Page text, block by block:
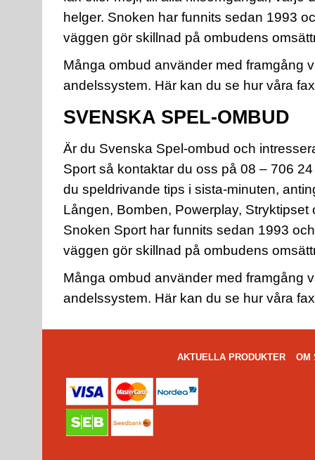
helger. Snoken har funnits sedan 1993
väggen gör skillnad på ombudens
Många ombud använder med framgång
andelssystem. Här kan du se hur våra
SVENSKA SPEL-OMBUD
Är du Svenska Spel-ombud och
Sport så kontaktar du oss på 08 – 706
du speldrivande tips i sista-minuten,
Lången, Bomben, Powerplay,
Snoken Sport har funnits sedan 1993
väggen gör skillnad på ombudens
Många ombud använder med framgång
andelssystem. Här kan du se hur våra
AKTUELLA PRODUKTER OM